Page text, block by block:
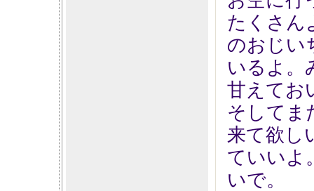
たくさん
のおじい
いるよ。
甘えてお
そしてま
来て欲し
ていいよ
いで。